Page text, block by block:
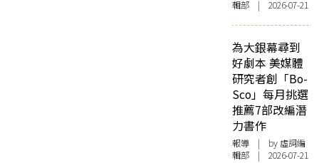
輯部 | 2026-07-21
為大銀幕尋到
好劇本 美媒體
研究者創「Bo-
Sco」每月挑選
推薦7部改編潛
力書作
報導 | by 虛詞編
輯部 | 2026-07-21